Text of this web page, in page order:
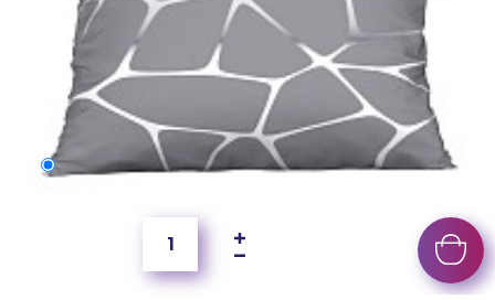
60x40 cm